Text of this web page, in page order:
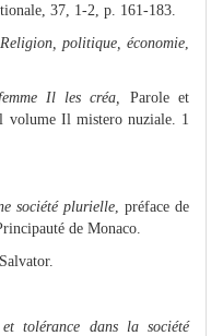
37, 1-2, p. 161-183.
politique, économie
Il les créa,
Parole et
volume Il mistero nuziale. 1
société plurielle, préface de
de Monaco.
Salvator.
tolérance dans la société